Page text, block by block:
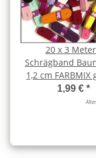
20 x 3
Schrägband
1,2 cm FARBMIX
1,99 € *